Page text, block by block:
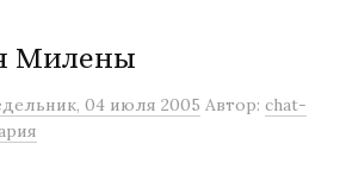
Милены
04 июля 2005 Автор: chat-